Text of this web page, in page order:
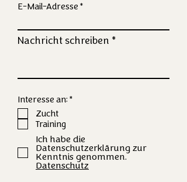
E-Mail-Adresse
Nachricht schreiben
Interesse an: *P
h
t
f
e
Zucht
Training
Ich habe die
Datenschutzerklärung zur
Kenntnis genommen.
Datenschutz